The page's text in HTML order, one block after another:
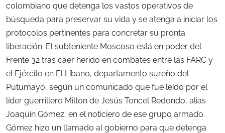
colombiano que detenga los vastos operativos de
búsqueda para preservar su vida y se atenga a iniciar los
protocolos pertinentes para concretar su pronta
liberación. El subteniente Moscoso está en poder del
Frente 32 tras caer herido en combates entre las FARC y
el Ejército en El Líbano, departamento sureño del
Putumayo, según un comunicado que fue leído por el
líder guerrillero Milton de Jesús Toncel Redondo, alias
Joaquín Gómez, en el noticiero de ese grupo armado.
Gómez hizo un llamado al gobierno para que detenga